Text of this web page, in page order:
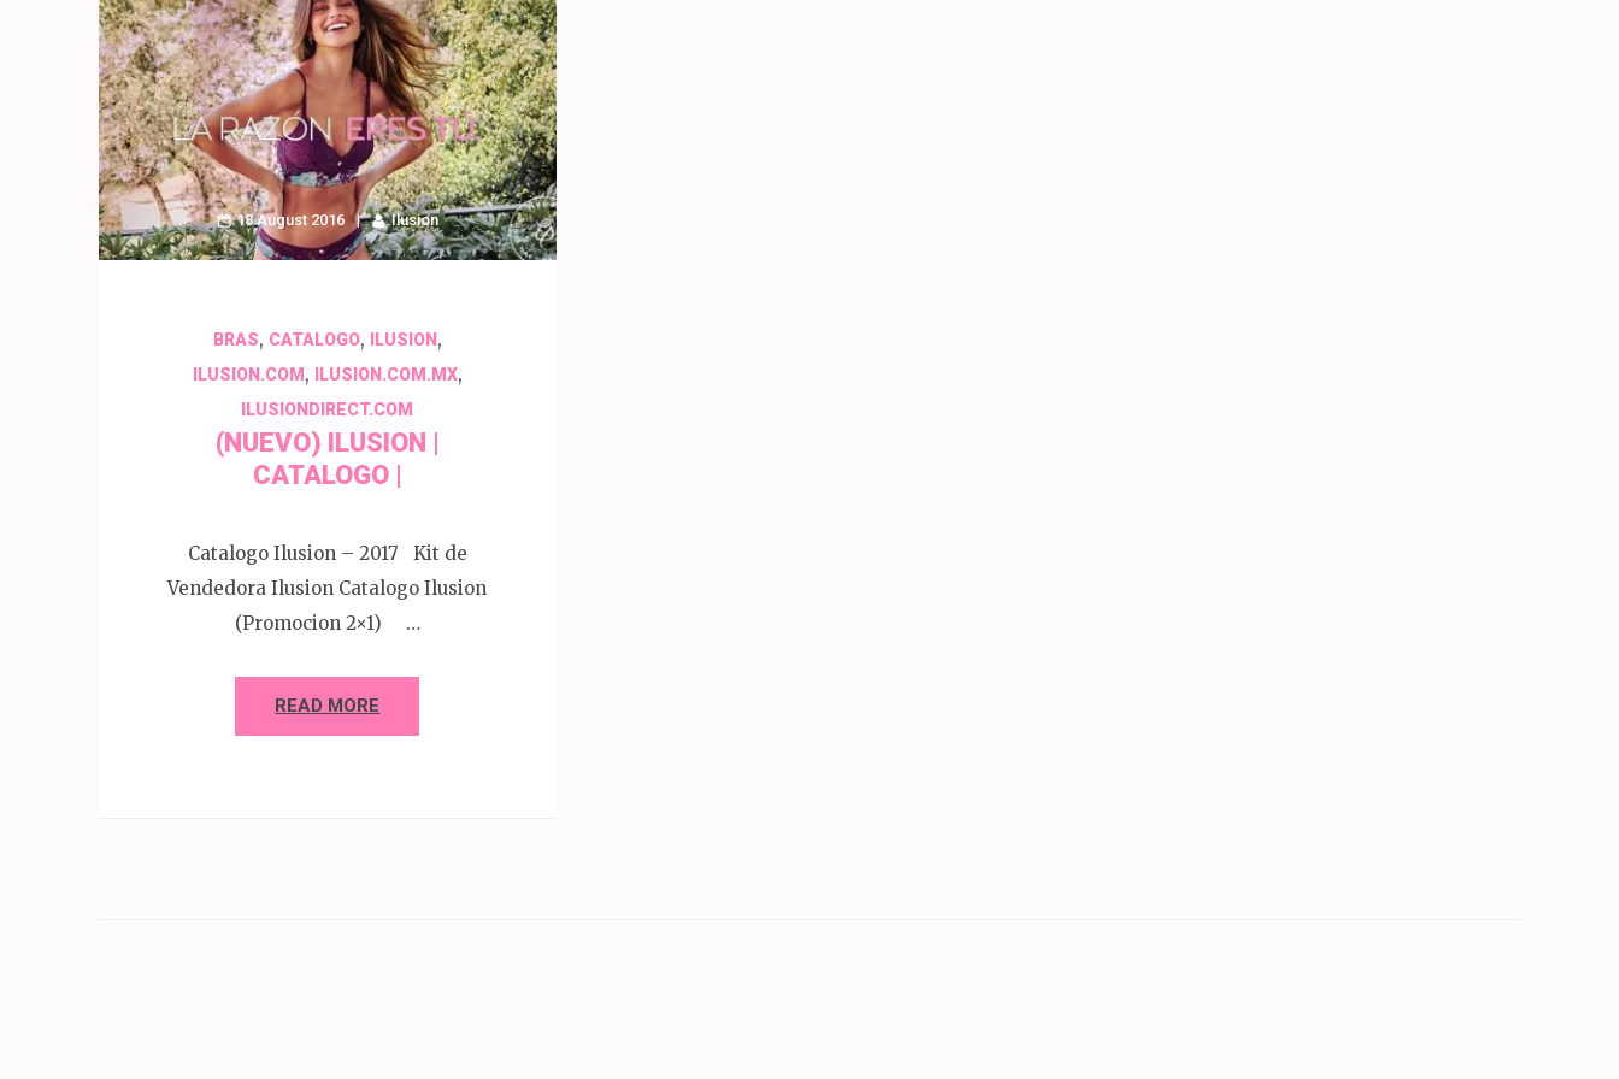
18 August 2016 Ilusion
BRAS, CATALOGO, ILUSION,
ILUSION.COM , ILUSION.COM.MX,
ILUSIONDIRECT.COM
(NUEVO) ILUSION |
CATALOGO |
Catalogo Ilusion – 2017 Kit de
Vendedora Ilusion Catalogo Ilusion
(Promocion 2×1) …
READ MORE